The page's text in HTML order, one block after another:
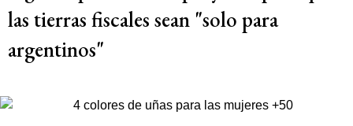
las tierras fiscales sean "solo para
argentinos"